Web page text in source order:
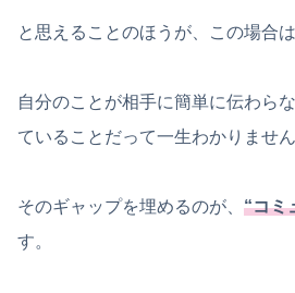
と思えることのほうが、この場合
自分のことが相手に簡単に伝わら
ていることだって一生わかりません
そのギャップを埋めるのが、 “コミ
す。